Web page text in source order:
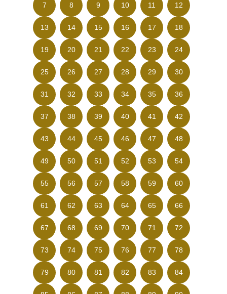
7 8 9 10 11 12
13 14 15 16 17 18
19 20 21 22 23 24
25 26 27 28 29 30
31 32 33 34 35 36
37 38 39 40 41 42
43 44 45 46 47 48
49 50 51 52 53 54
55 56 57 58 59 60
61 62 63 64 65 66
67 68 69 70 71 72
73 74 75 76 77 78
79 80 81 82 83 84